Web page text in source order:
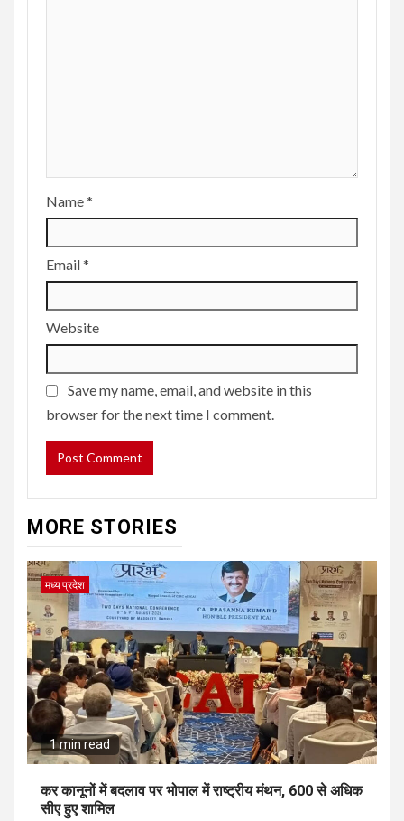
Name*
Email*
Website
Save my name, email, and website in this
browser for the next time I comment.
MORE STORIES
मध्य प्रदेश
1 min read
कर कानूनों में बदलाव पर भोपाल में राष्ट्रीय मंथन, 600 से अधिक
सीए हुए शामिल